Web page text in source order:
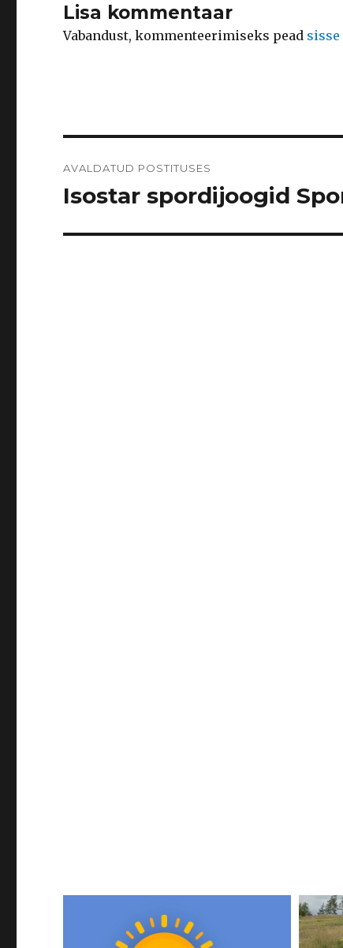
Lisa kommentaar
Vabandust, kommenteerimiseks pead
AVALDATUD POSTITUSES
Isostar spordijoogid